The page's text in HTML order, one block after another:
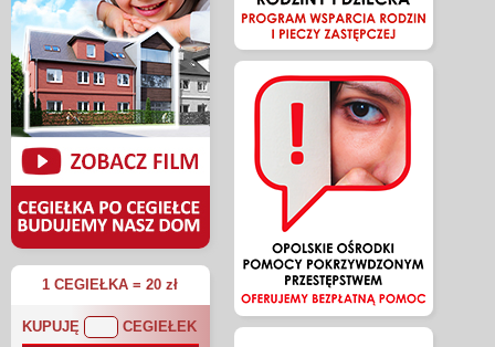
1 CEGIEŁKA = 20 zł
KUPUJĘ CEGIEŁEK